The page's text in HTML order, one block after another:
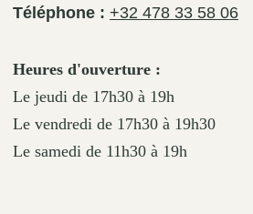
Téléphone : +32 478 33 58 06
Heures d'ouverture :
Le jeudi de 17h30 à 19h
Le vendredi de 17h30 à 19h30
Le samedi de 11h30 à 19h